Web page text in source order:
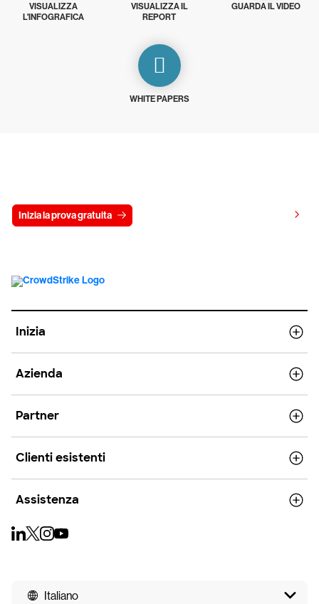
VISUALIZZA
L'INFOGRAFICA
VISUALIZZA IL
REPORT
GUARDA IL VIDEO
WHITE PAPERS
Inizia la prova gratuita
Inizia
Azienda
Partner
Clienti esistenti
Assistenza
Italiano